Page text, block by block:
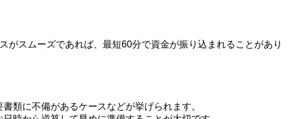
スムーズであれば、最短60分で資金が振り込まれることがあり
類に不備があるケースなどが挙げられます。